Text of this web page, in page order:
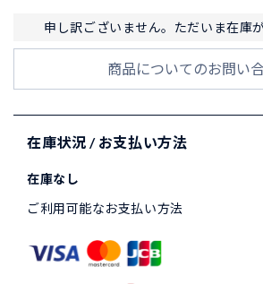
申し訳ございません。ただいま在庫
商品についてのお問い
在庫状況 / お支払い方法
在庫なし
ご利用可能なお支払い方法